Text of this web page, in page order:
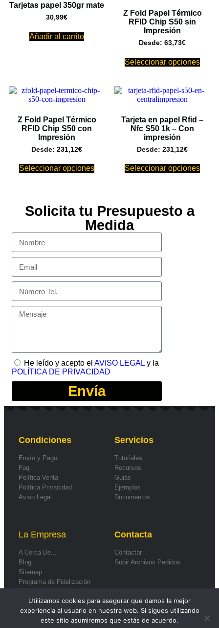
Tarjetas papel 350gr mate
30,99€
Añadir al carrito
Z Fold Papel Térmico
RFID Chip S50 sin
Impresión
Desde: 63,73€
Seleccionar opciones
Z Fold Papel Térmico
RFID Chip S50 con
Impresión
Desde: 231,12€
Seleccionar opciones
Tarjeta en papel Rfid –
Nfc S50 1k – Con
impresión
Desde: 231,12€
Seleccionar opciones
Solicita tu Presupuesto a
Medida
He leído y acepto el AVISO LEGALy la
POLÍTICA DE PRIVACIDAD
Envía
Condiciones
Envío y Pago
Faq
Política Venta
Política Privacidad
Aviso Legal
Servicios
Tutoriales
Recursos
Guias
Ejemplos
Documentos
La Empresa
A Cerca De...
Blog
Sitemap
Programa de Fidelización
Contacta
Contactar
Subir Archivos Pedidos
Utilizamos cookies para asegurar que damos la mejor
experiencia al usuario en nuestra web. Si sigues utilizando
este sitio asumiremos que estás de acuerdo.